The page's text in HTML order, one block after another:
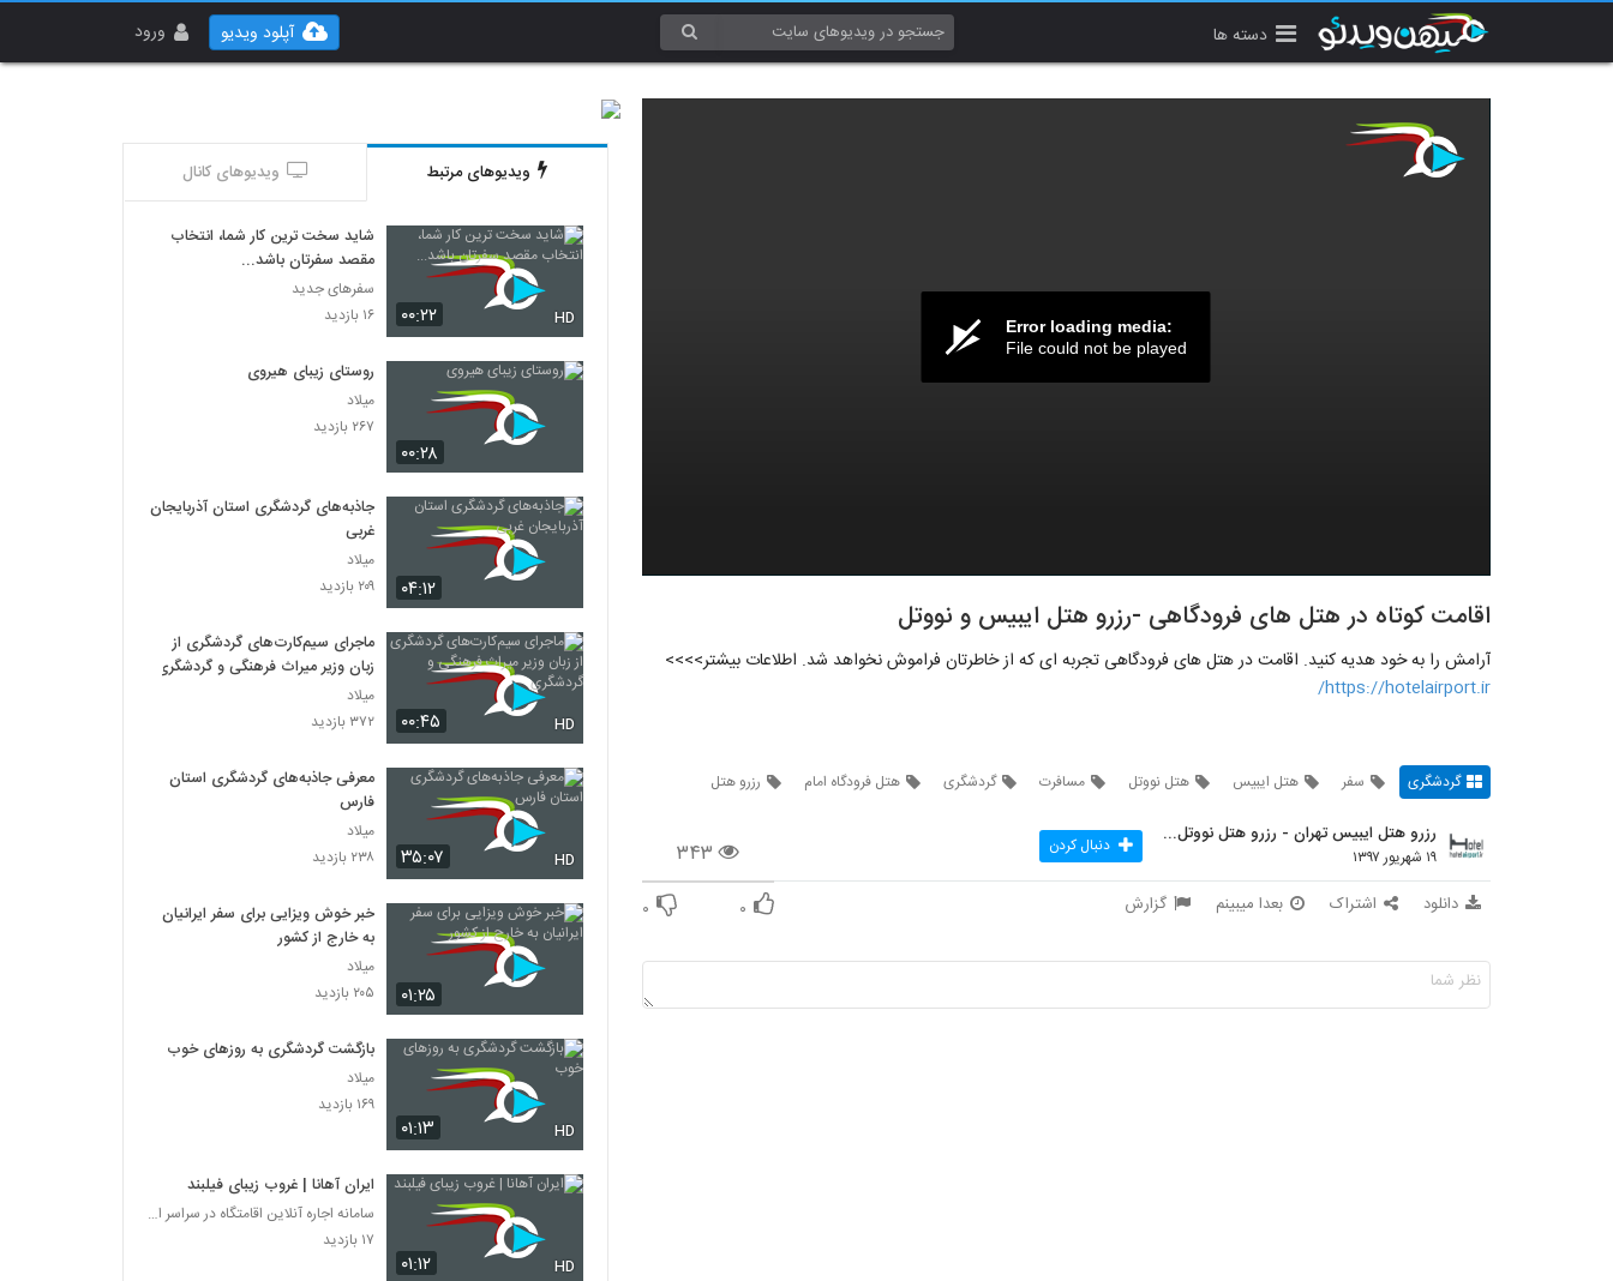
دسته ها ورود آپلود ویدیو
Error loading media:
File could not be played
اقامت کوتاه در هتل های فرودگاهی -رزرو هتل ایبیس و نووتل
آرامش را به خود هدیه کنید. اقامت در هتل های فرودگاهی تجربه ای که از خاطرتان فراموش نخواهد شد. اطلاعات بیشتر>>>>
https://hotelairport.ir/
گردشگری سفر هتل ایبیس هتل نووتل مسافرت گردشگری هتل فرودگاه امام رزرو هتل
۳۴۳
رزرو هتل ایبیس تهران - رزرو هتل نووتل تهران
۱۹ شهریور ۱۳۹۷ دنبال کردن
دانلود اشتراک بعدا میبینم گزارش ۰ ۰
ویدیوهای مرتبط ویدیوهای کانال
۰۰:۲۲ HD
شاید سخت ترین کار شما، انتخاب
مقصد سفرتان باشد...
سفرهای جدید
۱۶ بازدید
۰۰:۲۸
روستای زیبای هیروی
میلاد
۲۶۷ بازدید
۰۴:۱۲
جاذبه‌های گردشگری استان آذربایجان
غربی
میلاد
۲۰۹ بازدید
۰۰:۴۵ HD
ماجرای سیم‌کارت‌های گردشگری از
زبان وزیر میراث فرهنگی و گردشگری
میلاد
۳۷۲ بازدید
۳۵:۰۷ HD
معرفی جاذبه‌های گردشگری استان
فارس
میلاد
۲۳۸ بازدید
۰۱:۲۵
خبر خوش ویزایی برای سفر ایرانیان
به خارج از کشور
میلاد
۲۰۵ بازدید
۰۱:۱۳ HD
بازگشت گردشگری به روزهای خوب
میلاد
۱۶۹ بازدید
۰۱:۱۲ HD
ایران آهانا | غروب زیبای فیلبند
سامانه اجاره آنلاین اقامتگاه در سراسر ایران
۱۷ بازدید